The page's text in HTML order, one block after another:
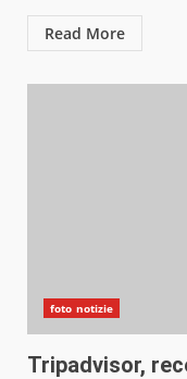
Read More
foto notizie
Tripadvisor,